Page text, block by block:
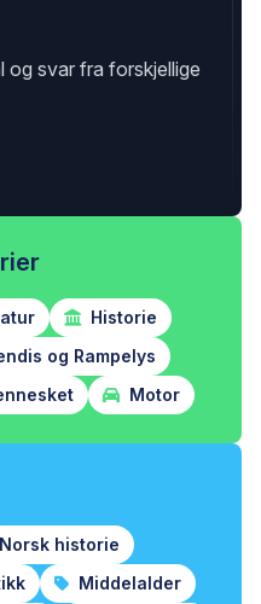
og svar fra forskjellige
Historie
og Rampelys
Motor
Norsk historie
Middelalder